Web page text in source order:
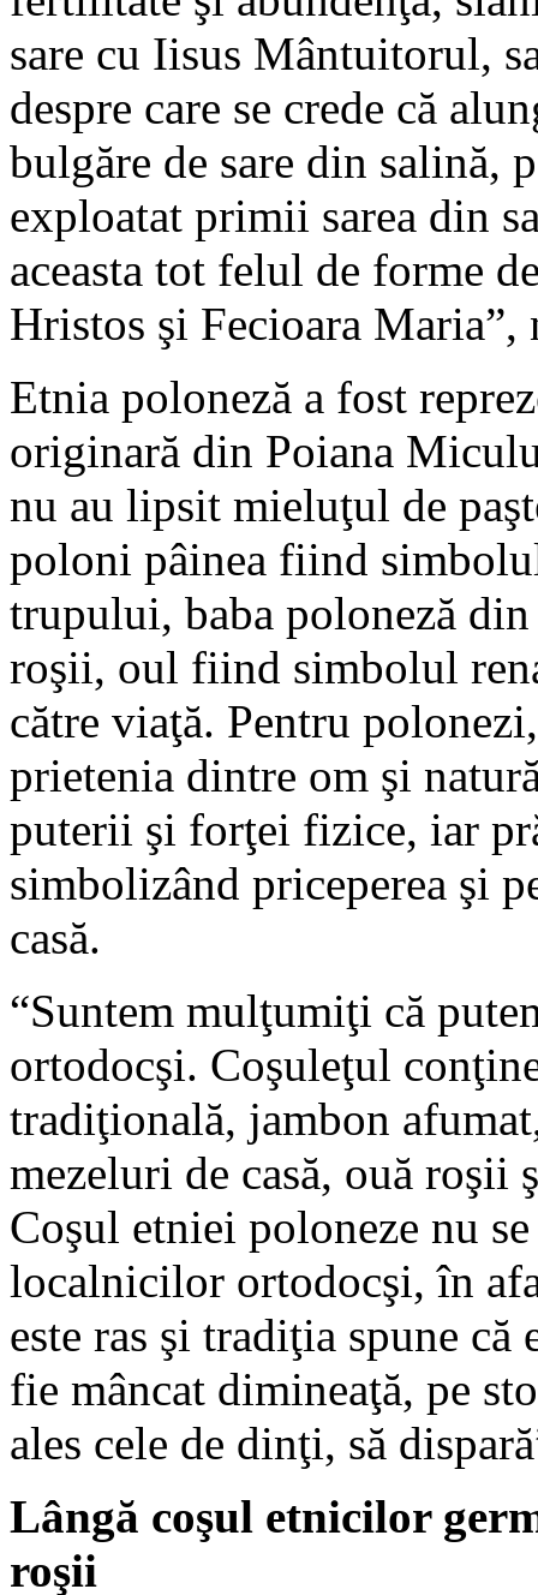
sare cu Iisus Mântuitorul,
despre care se crede că
bulgăre de sare din salină,
exploatat primii sarea din
aceasta tot felul de forme
Hristos şi Fecioara Maria”,
Etnia poloneză a fost
originară din Poiana
nu au lipsit mieluţul de
poloni pâinea fiind
trupului, baba poloneză
roşii, oul fiind simbolul
către viaţă. Pentru
prietenia dintre om şi
puterii şi forţei fizice, iar
simbolizând priceperea şi
casă.
“Suntem mulţumiţi că
ortodocşi. Coşuleţul
tradiţională, jambon
mezeluri de casă, ouă roşii
Coşul etniei poloneze nu
localnicilor ortodocşi, în
este ras şi tradiţia spune că
fie mâncat dimineaţă, pe
ales cele de dinţi, să
Lângă coşul etnicilor
roşii